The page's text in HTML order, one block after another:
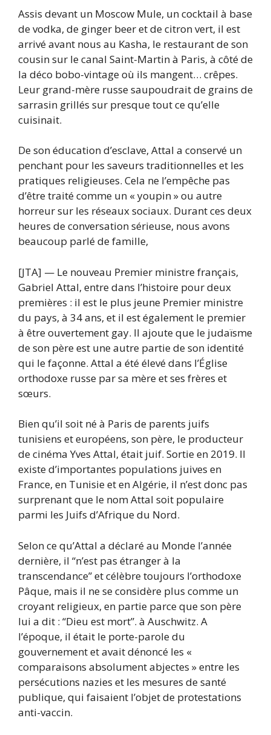
Assis devant un Moscow Mule, un cocktail à base
de vodka, de ginger beer et de citron vert, il est
arrivé avant nous au Kasha, le restaurant de son
cousin sur le canal Saint-Martin à Paris, à côté de
la déco bobo-vintage où ils mangent… crêpes.
Leur grand-mère russe saupoudrait de grains de
sarrasin grillés sur presque tout ce qu’elle
cuisinait.
De son éducation d’esclave, Attal a conservé un
penchant pour les saveurs traditionnelles et les
pratiques religieuses. Cela ne l’empêche pas
d’être traité comme un « youpin » ou autre
horreur sur les réseaux sociaux. Durant ces deux
heures de conversation sérieuse, nous avons
beaucoup parlé de famille,
[JTA] — Le nouveau Premier ministre français,
Gabriel Attal, entre dans l’histoire pour deux
premières : il est le plus jeune Premier ministre
du pays, à 34 ans, et il est également le premier
à être ouvertement gay. Il ajoute que le judaïsme
de son père est une autre partie de son identité
qui le façonne. Attal a été élevé dans l’Église
orthodoxe russe par sa mère et ses frères et
sœurs.
Bien qu’il soit né à Paris de parents juifs
tunisiens et européens, son père, le producteur
de cinéma Yves Attal, était juif. Sortie en 2019. Il
existe d’importantes populations juives en
France, en Tunisie et en Algérie, il n’est donc pas
surprenant que le nom Attal soit populaire
parmi les Juifs d’Afrique du Nord.
Selon ce qu’Attal a déclaré au Monde l’année
dernière, il “n’est pas étranger à la
transcendance” et célèbre toujours l’orthodoxe
Pâque, mais il ne se considère plus comme un
croyant religieux, en partie parce que son père
lui a dit : “Dieu est mort”. à Auschwitz. A
l’époque, il était le porte-parole du
gouvernement et avait dénoncé les «
comparaisons absolument abjectes » entre les
persécutions nazies et les mesures de santé
publique, qui faisaient l’objet de protestations
anti-vaccin.